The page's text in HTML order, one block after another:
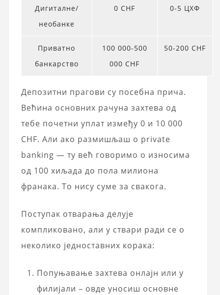
Дигиталне/
необанке
0 CHF 0-5 ЦХФ
Приватно
банкарство
100 000-500
000 CHF
50-200 CHF
Депозитни прагови су посебна прича.
Већина основних рачуна захтева од
тебе почетни уплат између 0 и 10 000
CHF. Али ако размишљаш о private
banking — ту већ говоримо о износима
од 100 хиљада до пола милиона
франака. То нису суме за свакога.
Поступак отварања делује
компликовано, али у ствари ради се о
неколико једноставних корака:
Попуњавање захтева онлајн или у
филијали – овде уносиш основне